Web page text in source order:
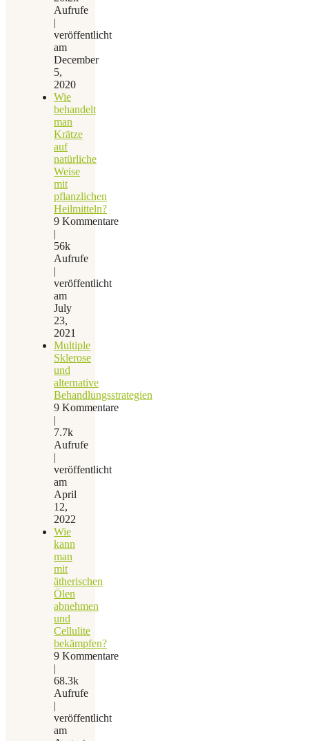
Aufrufe
|
veröffentlicht
am
December
5,
2020
Wie
behandelt
man
Krätze
auf
natürliche
Weise
mit
pflanzlichen
Heilmitteln?
9 Kommentare
|
56k
Aufrufe
|
veröffentlicht
am
July
23,
2021
Multiple
Sklerose
und
alternative
Behandlungsstrategien
9 Kommentare
|
7.7k
Aufrufe
|
veröffentlicht
am
April
12,
2022
Wie
kann
man
mit
ätherischen
Ölen
abnehmen
und
Cellulite
bekämpfen?
9 Kommentare
|
68.3k
Aufrufe
|
veröffentlicht
am